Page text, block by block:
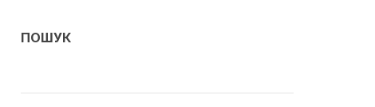
ПОШУК